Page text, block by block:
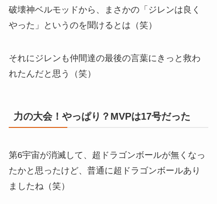
破壊神ベルモッドから、まさかの「ジレンは良く
やった」というのを聞けるとは（笑）
それにジレンも仲間達の最後の言葉にきっと救わ
れたんだと思う（笑）
力の大会！やっぱり？MVPは17号だった
第6宇宙が消滅して、超ドラゴンボールが無くなっ
たかと思ったけど、普通に超ドラゴンボールあり
ましたね（笑）